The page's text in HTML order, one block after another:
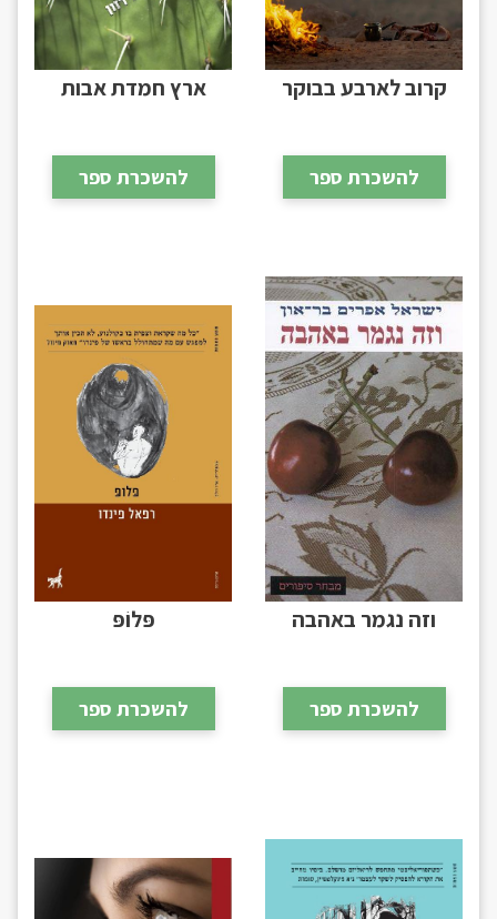
קרוב לארבע בבוקר
להשכרת ספר
ארץ חמדת אבות
להשכרת ספר
וזה נגמר באהבה
להשכרת ספר
פּלוֹפּ
להשכרת ספר